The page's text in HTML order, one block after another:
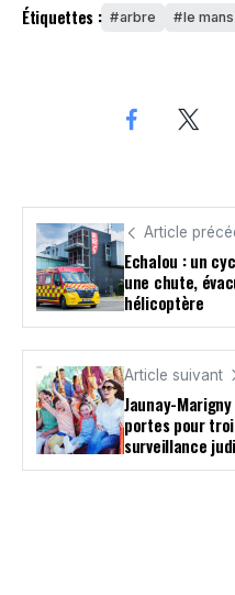
Étiquettes : arbre le mans
Article
Echalou : un
une chute,
hélicoptère
Article suivant
Jaunay-
portes pour
surveillance